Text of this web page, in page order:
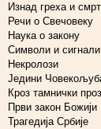
Изнад греха и
Речи о Свечовеку
Наука о закону
Символи и сигнали
Некролози
Једини
Кроз тамнички
Први закон Божији
Трагедија Србије